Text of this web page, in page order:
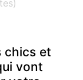
chics et
vont